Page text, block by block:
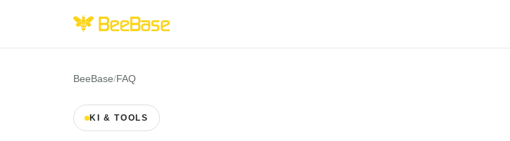
BeeBase/FAQ
KI & TOOLS